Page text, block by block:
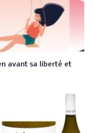
avant sa liberté et